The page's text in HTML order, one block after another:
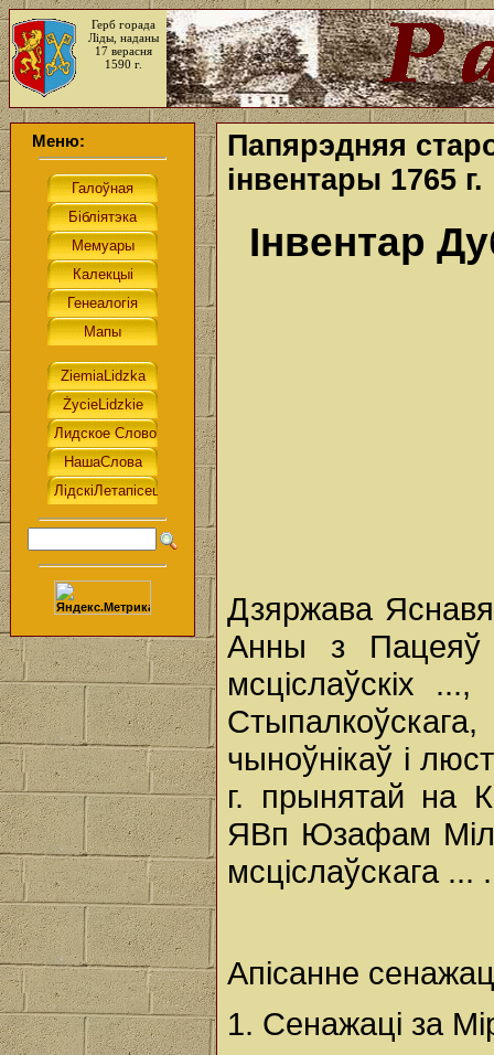
Герб горада
Ліды, наданы
17 верасня
1590 г.
Меню:
Папярэдняя
інвентары 1765 г.
Інвентар
Дзяржава
Анны з Пацеяў
мсціслаўскіх
чыноўнікаў і
г. прынятай на
ЯВп Юзафам
мсціслаўскага ... .
Апісанне
1. Сенажаці за